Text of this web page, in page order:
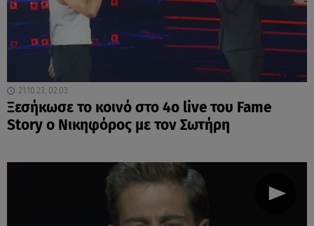
21.10.23, 02:03
Ξεσήκωσε το κοινό στο 4ο live του Fame
Story ο Νικηφόρος με τον Σωτήρη